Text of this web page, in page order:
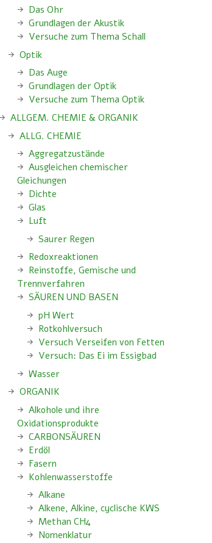
Das Ohr
Grundlagen der Akustik
Versuche zum Thema Schall
Optik
Das Auge
Grundlagen der Optik
Versuche zum Thema Optik
ALLGEM. CHEMIE & ORGANIK
ALLG. CHEMIE
Aggregatzustände
Ausgleichen chemischer
Gleichungen
Dichte
Glas
Luft
Saurer Regen
Redoxreaktionen
Reinstoffe, Gemische und
Trennverfahren
SÄUREN UND BASEN
pH Wert
Rotkohlversuch
Versuch Verseifen von Fetten
Versuch: Das Ei im Essigbad
Wasser
ORGANIK
Alkohole und ihre
Oxidationsprodukte
CARBONSÄUREN
Erdöl
Fasern
Kohlenwasserstoffe
Alkane
Alkene, Alkine, cyclische KWS
Methan CH4
Nomenklatur